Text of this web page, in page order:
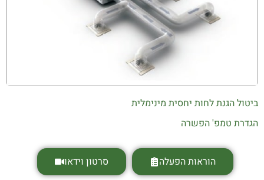
ביטול הגנת לחות יחסית מינימלית
הגדרת טמפ' הפשרה
הוראות הפעלה סרטון וידאו